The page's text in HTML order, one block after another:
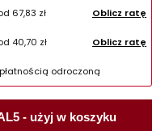
67,83 zł Oblicz ratę
40,70 zł Oblicz ratę
odroczoną
- użyj w koszyku